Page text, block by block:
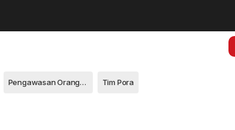
Pengawasan Orang Asing Tim Pora